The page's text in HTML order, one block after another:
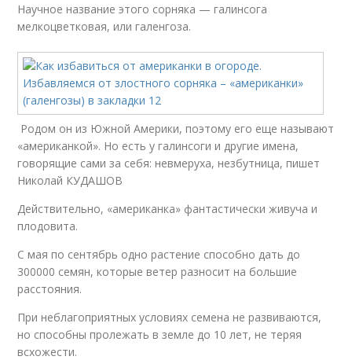
Научное название этого сорняка — галинсога
мелкоцветковая, или галенгоза.
Родом он из Южной Америки, поэтому его еще называют
«американкой». Но есть у галинсоги и другие имена,
говорящие сами за себя: невмеруха, незбутница, пишет
Николай КУДАШОВ
Действительно, «американка» фантастически живуча и
плодовита.
С мая по сентябрь одно растение способно дать до
300000 семян, которые ветер разносит на большие
расстояния.
При неблагоприятных условиях семена не развиваются,
но способны пролежать в земле до 10 лет, не теряя
всхожести.